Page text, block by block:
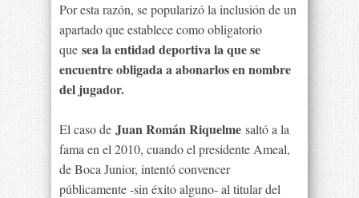
Por esta razón, se popularizó la inclusión de un
apartado que establece como obligatorio
que sea la entidad deportiva la que se
encuentre obligada a abonarlos en nombre
del jugador.
El caso de Juan Román Riquelme saltó a la
fama en el 2010, cuando el presidente Ameal,
de Boca Junior, intentó convencer
públicamente -sin éxito alguno- al titular del